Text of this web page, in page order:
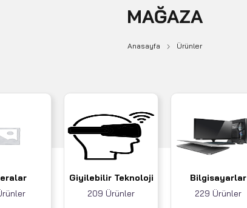
MAĞAZA
Anasayfa Ürünler
Giyilebilir Teknoloji
209 Ürünler
Bilgisayarlar
229 Ürünler